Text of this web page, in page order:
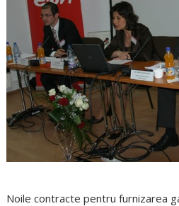
Noile contracte pentru furnizarea